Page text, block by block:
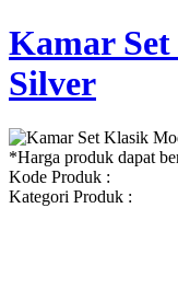
Kamar
Silver
*Harga produk dapat
Kode Produk :
Kategori Produk :